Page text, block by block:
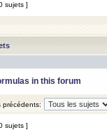
sujets ]
in this forum
précédents:
sujets ]